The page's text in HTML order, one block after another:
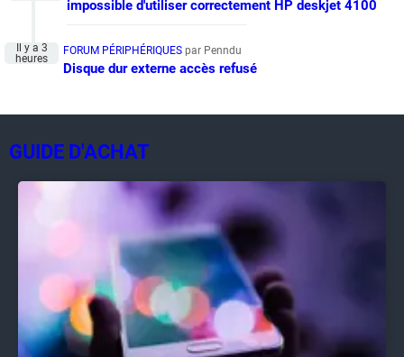
impossible d'utiliser correctement HP deskjet 4100
FORUM PÉRIPHÉRIQUES par Penndu
Disque dur externe accès refusé
GUIDE D'ACHAT